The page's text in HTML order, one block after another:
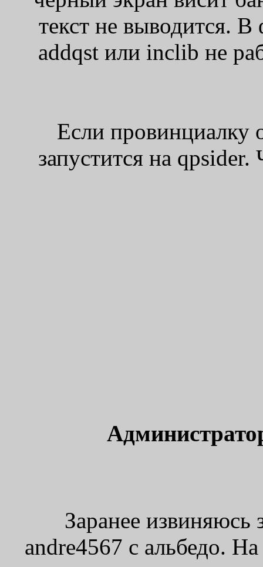
текст не выводится.
addqst или inclib не
Если провинциалку
запустится на
Заранее извиняюсь
andre4567 с альбедо.